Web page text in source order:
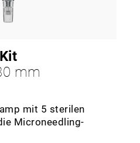
mm
mit 5 sterilen
Microneedling-